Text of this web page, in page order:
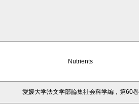
Nutrients
愛媛大学法文学部論集社会科学編，第60巻